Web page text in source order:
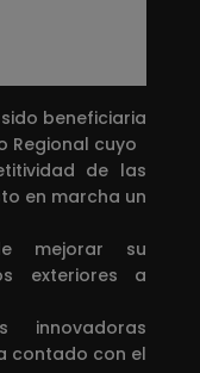
sido beneficiaria
Regional cuyo
de las
en marcha un
mejorar su
exteriores a
innovadoras
contado con el